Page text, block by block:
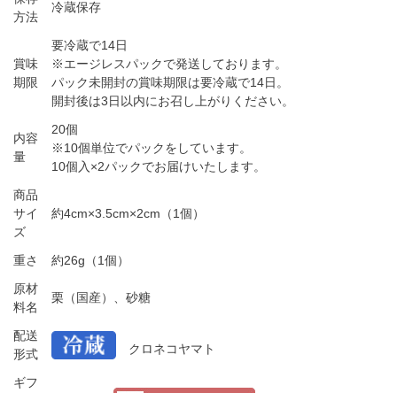
方法
冷蔵保存
賞味
期限
要冷蔵で14日
※エージレスパックで発送しております。
パック未開封の賞味期限は要冷蔵で14日。
開封後は3日以内にお召し上がりください。
内容
量
20個
※10個単位でパックをしています。
10個入×2パックでお届けいたします。
商品
サイ
ズ
約4cm×3.5cm×2cm（1個）
重さ
約26g（1個）
原材
料名
栗（国産）、砂糖
配送
形式
クロネコヤマト
ギフ